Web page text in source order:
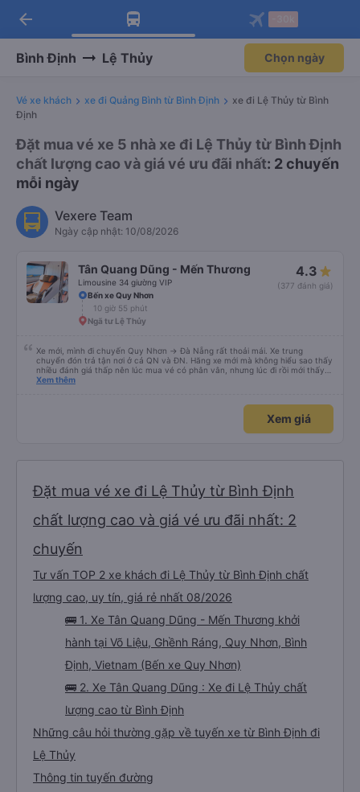
Tải app Vexere ngay!
Nhận ưu đãi thành viên độc
Mở app
Tải app Vexere
-30k/ghế khi đặt vé máy bay qua
Mở app
arrow_back
Bình Định Lệ Thủy Chọn ngày
Vé xe khách xe đi Quảng Bình từ Bình Định
xe đi Lệ Thủy từ Bình
Định
Đặt mua vé xe 5 nhà xe đi Lệ Thủy từ Bình Định
chất lượng cao và giá vé ưu đãi nhất: 2 chuyến
mỗi ngày
Vexere Team
Ngày cập nhật: 10/08/2026
Tân Quang Dũng - Mến Thương
Limousine 34 giường VIP
4.3
(377 đánh giá)
Bến xe Quy Nhơn
10 giờ 55 phút
Ngã tư Lệ Thủy
Xe mới, mình đi chuyến Quy Nhơn -> Đà Nẵng rất thoải mái. Xe trung
chuyển đón trả tận nơi ở cả QN và ĐN. Hãng xe mới mà không hiểu sao thấy
nhiều đánh giá thấp nên lúc mua vé có phân vân, nhưng lúc đi rồi mới thấy
tuyệt vời. Mọi nhân viên đều thân thiện, nhiệt tình. Nhắn tin cho anh phụ lái
hoà mạnh, sạch sẽ. Không hiểu sao nhiều đánh giá thấp? Mọi người ủng hộ
nhé, mình đi Quy Nhơn về Đà Nẵng mà cả xe có 7 khách, nhìn thương. Chúc
Xem thêm
Xem giá
Đặt mua vé xe đi Lệ Thủy từ Bình Định
chất lượng cao và giá vé ưu đãi nhất: 2
chuyến
Tư vấn TOP 2 xe khách đi Lệ Thủy từ Bình Định chất
lượng cao, uy tín, giá rẻ nhất 08/2026
🚌 1. Xe Tân Quang Dũng - Mến Thương khởi
hành tại Võ Liệu, Ghềnh Ráng, Quy Nhơn, Bình
Định, Vietnam (Bến xe Quy Nhơn)
🚌 2. Xe Tân Quang Dũng : Xe đi Lệ Thủy chất
lượng cao từ Bình Định
Những câu hỏi thường gặp về tuyến xe từ Bình Định đi
Lệ Thủy
Thông tin tuyến đường